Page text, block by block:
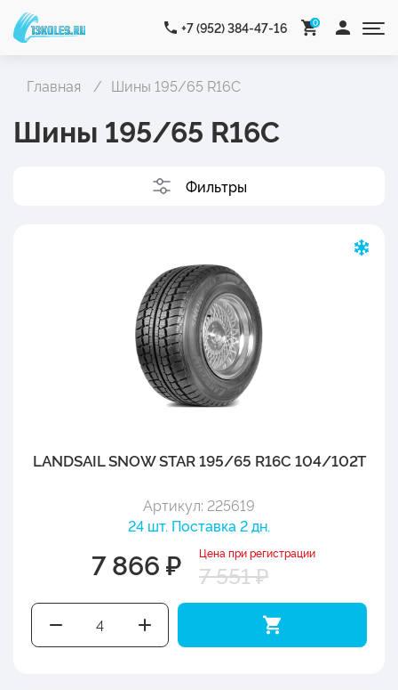
+7 (952) 384-47-16 0
Главная Шины 195/65 R16C
Шины 195/65 R16C
Фильтры
LANDSAIL SNOW STAR 195/65 R16C 104/102T
Артикул: 225619
24 шт. Поставка 2 дн.
7 866 ₽ Цена при регистрации
7 551 ₽